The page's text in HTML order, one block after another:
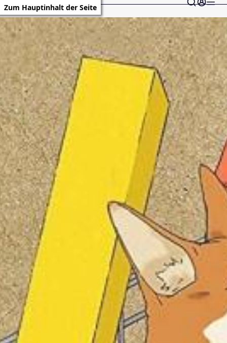
Zum Hauptinhalt der Seite